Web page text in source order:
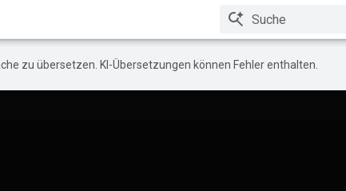
zu übersetzen. KI-Übersetzungen können Fehler enthalten.